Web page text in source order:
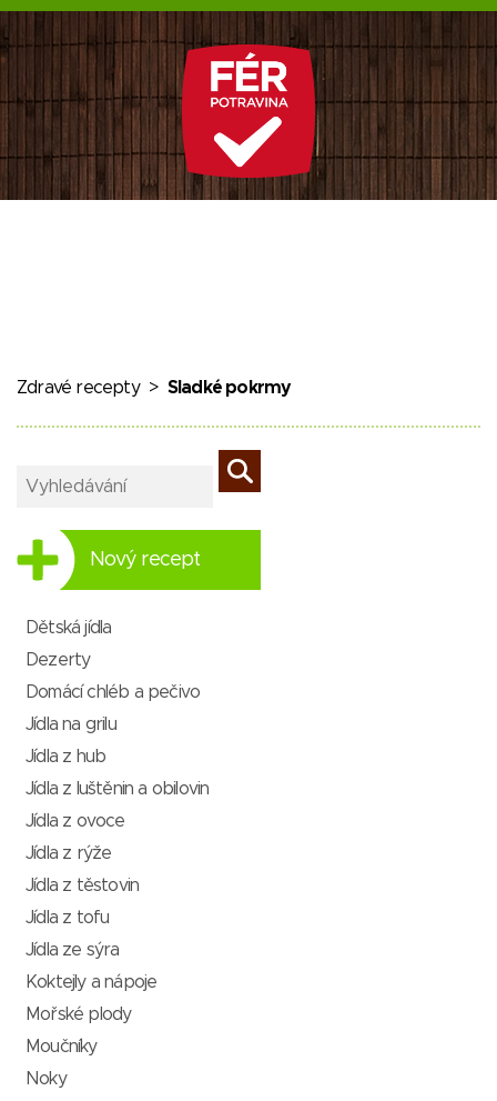
Zdravé recepty> Sladké pokrmy
Nový recept
Dětská jídla
Dezerty
Domácí chléb a pečivo
Jídla na grilu
Jídla z hub
Jídla z luštěnin a obilovin
Jídla z ovoce
Jídla z rýže
Jídla z těstovin
Jídla z tofu
Jídla ze sýra
Koktejly a nápoje
Mořské plody
Moučníky
Noky